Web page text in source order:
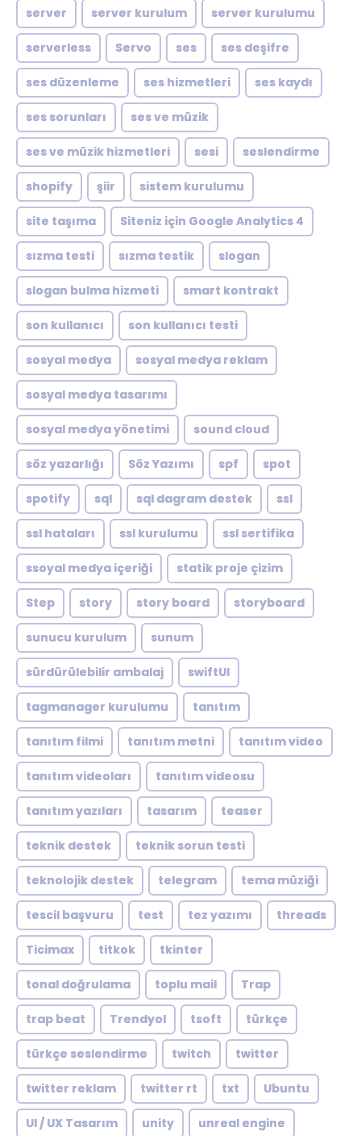
server server kurulum server kurulumu
serverless Servo ses ses deşifre
ses düzenleme ses hizmetleri ses kaydı
ses sorunları ses ve müzik
ses ve müzik hizmetleri sesi seslendirme
shopify şiir sistem kurulumu
site taşıma Siteniz için Google Analytics 4
sızma testi sızma testik slogan
slogan bulma hizmeti smart kontrakt
son kullanıcı son kullanıcı testi
sosyal medya sosyal medya reklam
sosyal medya tasarımı
sosyal medya yönetimi sound cloud
söz yazarlığı Söz Yazımı spf spot
spotify sql sql dagram destek ssl
ssl hataları ssl kurulumu ssl sertifika
ssoyal medya içeriği statik proje çizim
Step story story board storyboard
sunucu kurulum sunum
sürdürülebilir ambalaj swiftUI
tagmanager kurulumu tanıtım
tanıtım filmi tanıtım metni tanıtım video
tanıtım videoları tanıtım videosu
tanıtım yazıları tasarım teaser
teknik destek teknik sorun testi
teknolojik destek telegram tema müziği
tescil başvuru test tez yazımı threads
Ticimax titkok tkinter
tonal doğrulama toplu mail Trap
trap beat Trendyol tsoft türkçe
türkçe seslendirme twitch twitter
twitter reklam twitter rt txt Ubuntu
UI / UX Tasarım unity unreal engine